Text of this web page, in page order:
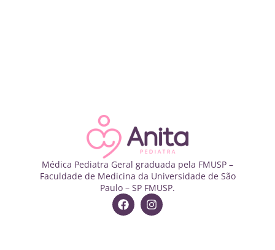
Médica Pediatra Geral graduada pela FMUSP –
Faculdade de Medicina da Universidade de São
Paulo – SP FMUSP.